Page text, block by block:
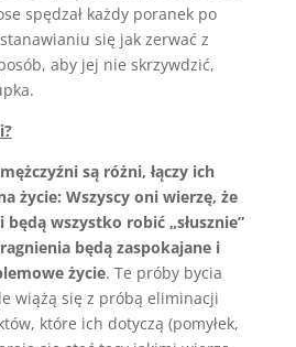
spędzał każdy poranek po
się jak zerwać z
aby jej nie skrzywdzić,
są różni, łączy ich
życie: Wszyscy oni wierzę, że
będą wszystko robić „słusznie”
będą zaspokajane i
życie. Te próby bycia
wiążą się z próbą eliminacji
które ich dotyczą (pomyłek,